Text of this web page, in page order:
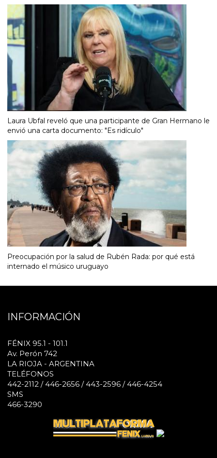
Laura Ubfal reveló que una participante de Gran Hermano le
envió una carta documento: "Es ridículo"
Preocupación por la salud de Rubén Rada: por qué está
internado el músico uruguayo
INFORMACIÓN
FÉNIX 95.1 - 101.1
Av. Perón 742
LA RIOJA - ARGENTINA
TELÉFONOS
442-2112 / 446-2656 / 443-2596 / 446-4254
SMS
466-3290